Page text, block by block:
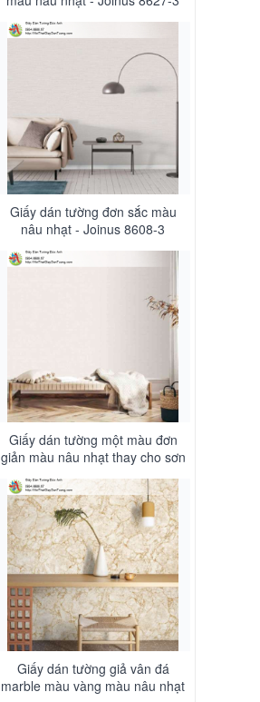
Giấy dán tường đơn sắc màu
nâu nhạt - Joinus 8608-3
Giấy dán tường một màu đơn
giản màu nâu nhạt thay cho sơn
nước - Times 9210-3
Giấy dán tường giả vân đá
marble màu vàng màu nâu nhạt